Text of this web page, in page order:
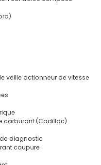
veille actionneur de vitesse
carburant (Cadillac)
de diagnostic
coupure